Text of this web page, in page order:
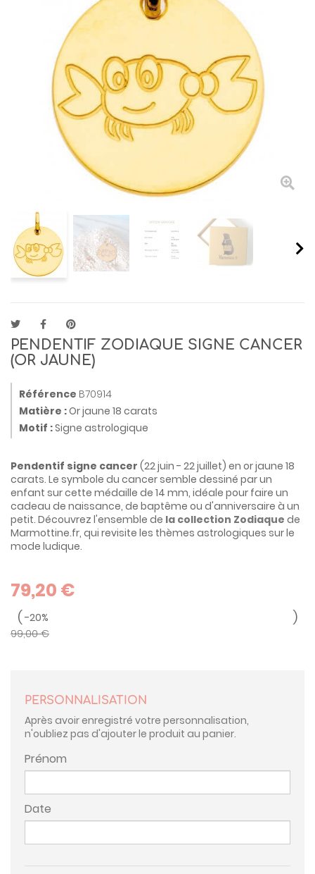
PENDENTIF ZODIAQUE SIGNE CANCER
(OR JAUNE)
Référence B70914
Matière :Or jaune 18 carats
Motif :Signe astrologique
Pendentif signe cancer (22 juin - 22 juillet) en or jaune 18
carats. Le symbole du cancer semble dessiné par un
enfant sur cette médaille de 14 mm, idéale pour faire un
cadeau de naissance, de baptême ou d'anniversaire à un
petit. Découvrez l'ensemble de la collection Zodiaque de
Marmottine.fr, qui revisite les thèmes astrologiques sur le
mode ludique.
79,20 €
-20%
99,00 €
PERSONNALISATION
Après avoir enregistré votre personnalisation,
n'oubliez pas d'ajouter le produit au panier.
Prénom
Date